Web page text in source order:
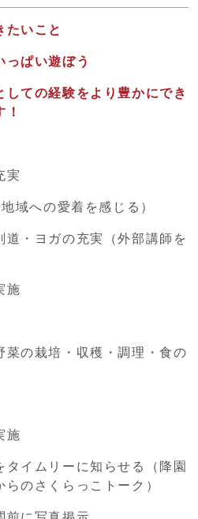
いこと
ぱい遊ぼう
ての経験をより豊かにでき
の愛着を感じる）
ヨガの充実（外部講師を
施
菜の栽培・収穫・調理・食の
ムリーに知らせる（降園
のさくらっこトーク）